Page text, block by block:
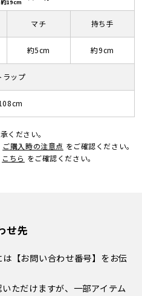
19cm
マチ
約5cm
持ち手
約9cm
ラップ
ください。
ご購入時の注意点 をご確認ください。
こちら をご確認ください。
せ先
【お問い合わせ番号】をお伝
ただけますが、一部アイテム